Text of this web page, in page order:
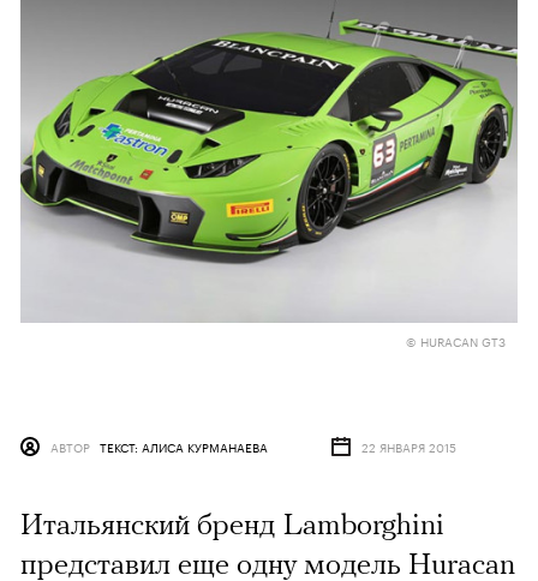
© HURACAN GT3
АВТОР ТЕКСТ: АЛИСА КУРМАНАЕВА 22 ЯНВАРЯ 2015
Итальянский бренд Lamborghini
представил еще одну модель Huracan